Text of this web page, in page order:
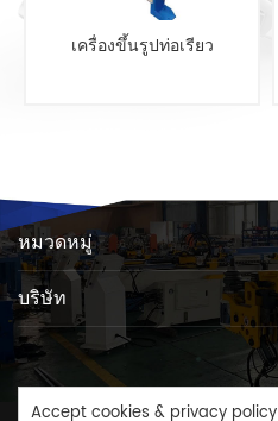
เครื่องขึ้นรูปท่อเรียว
หมวดหมู่
บริษัท
Accept cookies & privacy policy